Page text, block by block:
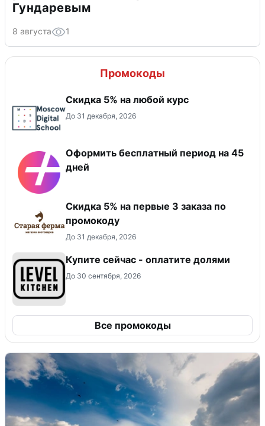
Гундаревым
8 августа 1
Промокоды
Скидка 5% на любой курс
До 31 декабря, 2026
Оформить бесплатный период на 45
дней
Скидка 5% на первые 3 заказа по
промокоду
До 31 декабря, 2026
Купите сейчас - оплатите долями
До 30 сентября, 2026
Все промокоды